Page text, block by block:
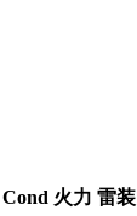
Cond 火力 雷装